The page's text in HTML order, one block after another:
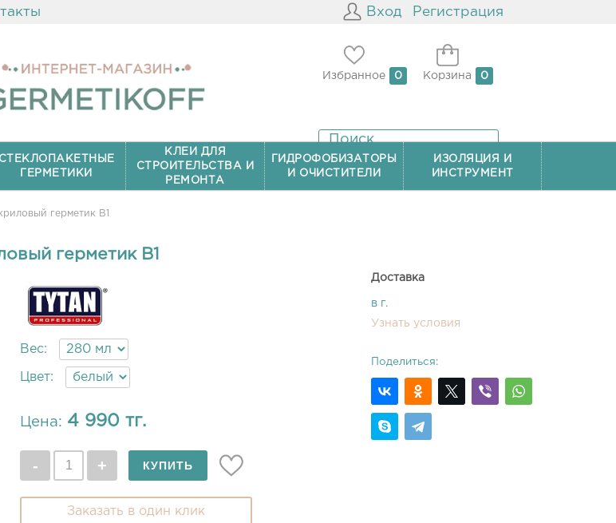
Вход Регистрация
Избранное 0 Корзина 0
СТЕКЛОПАКЕТНЫЕ
ГЕРМЕТИКИ
КЛЕИ ДЛЯ
СТРОИТЕЛЬСТВА И
РЕМОНТА
ГИДРОФОБИЗАТОРЫ
И ОЧИСТИТЕЛИ
ИЗОЛЯЦИЯ И
ИНСТРУМЕНТ
герметик B1
герметик B1
Вес:
Цвет:
Цена: 4 990 тг.
Заказать в один клик
Доставка
в г.
Узнать условия